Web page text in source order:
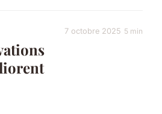
7 octobre 2025 5 min